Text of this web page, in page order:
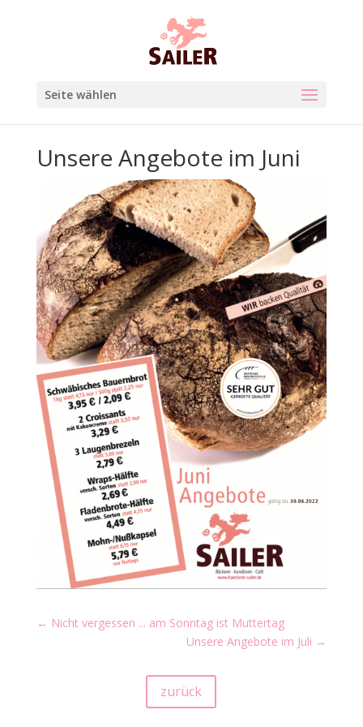
Seite wählen
Unsere Angebote im Juni
← Nicht vergessen ... am Sonntag ist Muttertag
Unsere Angebote im Juli →
zurück